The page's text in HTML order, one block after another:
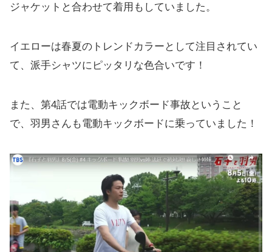
ジャケットと合わせて着用もしていました。
イエローは春夏のトレンドカラーとして注目されてい
て、派手シャツにピッタリな色合いです！
また、第4話では電動キックボード事故ということ
で、羽男さんも電動キックボードに乗っていました！